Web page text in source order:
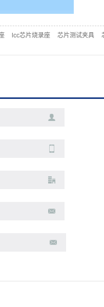
lcc芯片烧录座 芯片测试夹具
15.8×17.7mm合金下压